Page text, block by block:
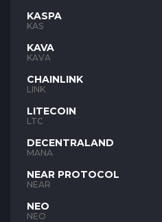
KASPA
KAS
KAVA
KAVA
CHAINLINK
LINK
LITECOIN
LTC
DECENTRALAND
MANA
NEAR PROTOCOL
NEAR
NEO
NEO